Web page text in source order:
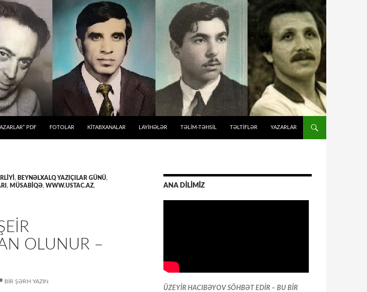
PDF FOTOLAR KİTABXANALAR LAYİHƏLƏR TƏLIM-TƏHSIL TƏLTİFLƏR YAZARLAR
, BEYNƏLXALQ YAZIÇILAR GÜNÜ,
, MÜSABİQƏ, WWW.USTAC.AZ,
OLUNUR –
BIR ŞƏRH YAZIN
ANA DİLİMİZ
ÜZEYİR HACIBƏYOV SÖHBƏT EDİR – BU BİR